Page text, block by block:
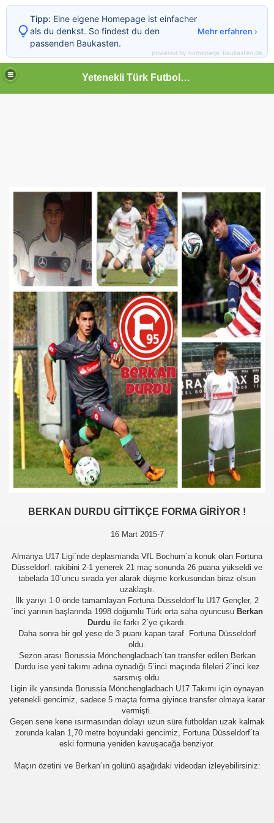
Yetenekli Türk Futbolcular
BERKAN DURDU GİTTİKÇE FORMA GİRİYOR !
16 Mart 2015-7
Almanya U17 Ligi´nde deplasmanda VfL Bochum´a konuk olan Fortuna
Düsseldorf. rakibini 2-1 yenerek 21 maç sonunda 26 puana yükseldi ve
tabelada 10´uncu sırada yer alarak düşme korkusundan biraz olsun
uzaklaştı.
İlk yarıyı 1-0 önde tamamlayan Fortuna Düsseldorf´lu U17 Gençler, 2
´inci yarının başlarında 1998 doğumlu Türk orta saha oyuncusu Berkan
Durdu ile farkı 2´ye çıkardı.
Daha sonra bir gol yese de 3 puanı kapan taraf Fortuna Düsseldorf
oldu.
Sezon arası Borussia Mönchengladbach´tan transfer edilen Berkan
Durdu ise yeni takımı adına oynadığı 5´inci maçında fileleri 2´inci kez
sarsmış oldu.
Ligin ilk yarısında Borussia Mönchengladbach U17 Takımı için oynayan
yetenekli gencimiz, sadece 5 maçta forma giyince transfer olmaya karar
vermişti.
Geçen sene kene ısırmasından dolayı uzun süre futboldan uzak kalmak
zorunda kalan 1,70 metre boyundaki gencimiz, Fortuna Düsseldorf´ta
eski formuna yeniden kavuşacağa benziyor.
Maçın özetini ve Berkan´ın golünü aşağıdaki videodan izleyebilirsiniz:
arası Gol Krallığı
Tipp: Eine eigene Homepage ist einfacher
als du denkst. So findest du den
passenden Baukasten.
Mehr erfahren ›
powered by homepage-baukasten.de